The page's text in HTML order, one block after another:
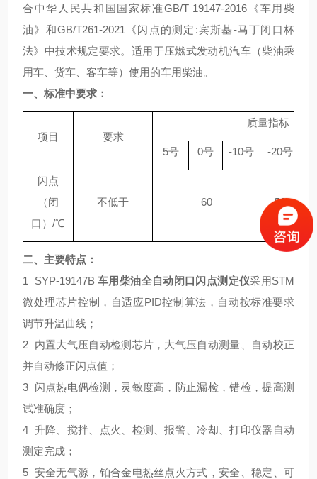
合中华人民共和国国家标准GB/T 19147-2016《车用柴
油》和GB/T261-2021《闪点的测定:宾斯基-马丁闭口杯
法》 中技术规定要求。 适用于压燃式发动机汽车（柴油乘
用车、货车、客车等）使用的车用柴油。
一、 标准中要求：
项目 要求
质量指标
5号 0号 -10号 -20号
闪点
（闭
口）/℃
不低于 60 50
二、 主要特点：
1 SYP-19147B车用柴油全自动闭口闪点测定仪采用STM
微处理芯片控制，自适应PID控制算法，自动按标准要求
调节升温曲线；
2 内置大气压自动检测芯片，大气压自动测量、自动校正
并自动修正闪点值；
3 闪点热电偶检测，灵敏度高，防止漏检，错检，提高测
试准确度；
4 升降、搅拌、点火、检测、报警、冷却、打印仪器自动
测定完成；
5 安全无气源，铂合金电热丝点火方式，安全、稳定、可